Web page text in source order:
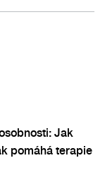
Jak
pomáhá terapie